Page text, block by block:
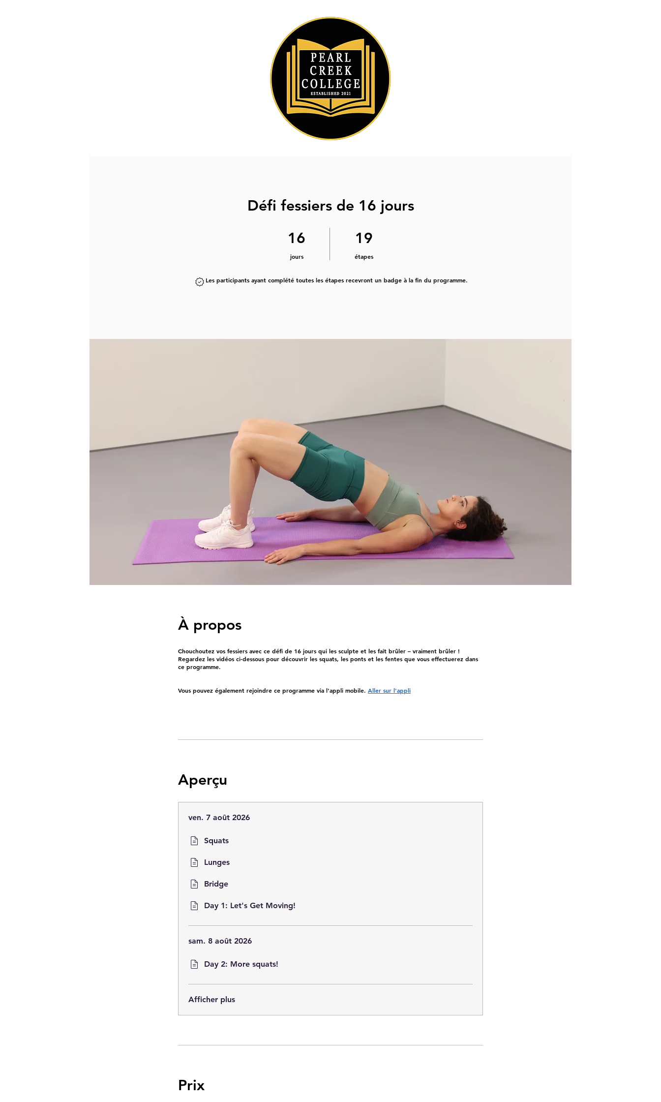
Défi fessiers de 16 jours
16
jours
19
étapes
Les participants ayant complété toutes les étapes recevront un badge à la fin du programme.
À propos
Chouchoutez vos fessiers avec ce défi de 16 jours qui les sculpte et les fait brûler – vraiment brûler !
Regardez les vidéos ci-dessous pour découvrir les squats, les ponts et les fentes que vous effectuerez dans
ce programme.
Vous pouvez également rejoindre ce programme via l'appli mobile. Aller sur l'appli
Aperçu
ven. 7 août 2026
Squats
Lunges
Bridge
Day 1: Let's Get Moving!
sam. 8 août 2026
Day 2: More squats!
Afficher plus
Prix